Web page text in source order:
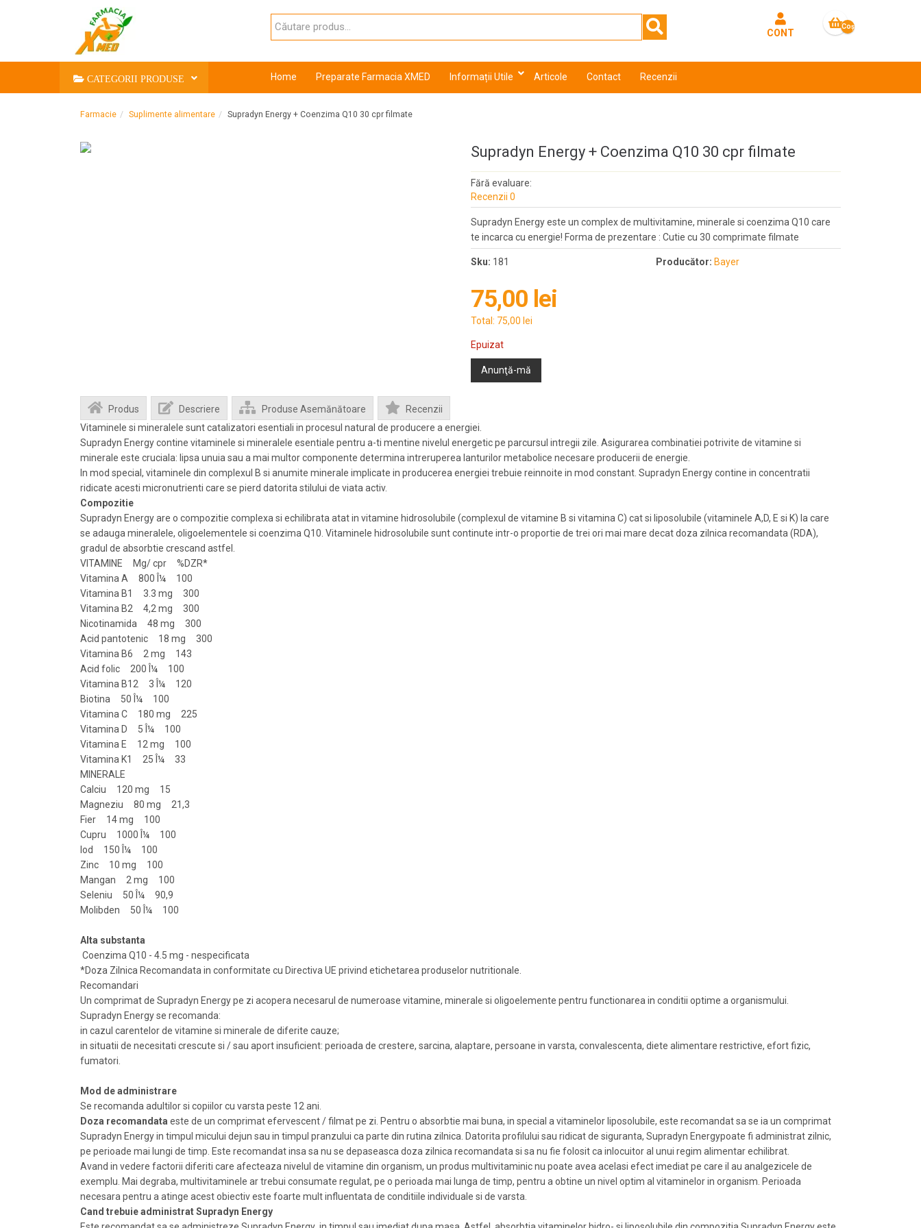
CONT
Coş
CATEGORII PRODUSE Home Preparate Farmacia XMED Informații Utile Articole Contact Recenzii
Farmacie Suplimente alimentare Supradyn Energy + Coenzima Q10 30 cpr filmate
Supradyn Energy + Coenzima Q10 30 cpr filmate
Fără evaluare:
Recenzii 0
Supradyn Energy este un complex de multivitamine, minerale si coenzima Q10 care
te incarca cu energie! Forma de prezentare : Cutie cu 30 comprimate filmate
Sku: 181 Producător: Bayer
75,00 lei
Total: 75,00 lei
Epuizat
Anunţă-mă
Produs Descriere Produse Asemănătoare
Recenzii
Vitaminele si mineralele sunt catalizatori esentiali in procesul natural de producere a energiei.
Supradyn Energy contine vitaminele si mineralele esentiale pentru a-ti mentine nivelul energetic pe parcursul intregii zile. Asigurarea combinatiei potrivite de vitamine si
minerale este cruciala: lipsa unuia sau a mai multor componente determina intreruperea lanturilor metabolice necesare producerii de energie.
In mod special, vitaminele din complexul B si anumite minerale implicate in producerea energiei trebuie reinnoite in mod constant. Supradyn Energy contine in concentratii
ridicate acesti micronutrienti care se pierd datorita stilului de viata activ.
Compozitie
Supradyn Energy are o compozitie complexa si echilibrata atat in vitamine hidrosolubile (complexul de vitamine B si vitamina C) cat si liposolubile (vitaminele A,D, E si K) la care
se adauga mineralele, oligoelementele si coenzima Q10. Vitaminele hidrosolubile sunt continute intr-o proportie de trei ori mai mare decat doza zilnica recomandata (RDA),
gradul de absorbtie crescand astfel.
VITAMINE Mg/ cpr %DZR*
Vitamina A 800 Î¼ 100
Vitamina B1 3.3 mg 300
Vitamina B2 4,2 mg 300
Nicotinamida 48 mg 300
Acid pantotenic 18 mg 300
Vitamina B6 2 mg 143
Acid folic 200 Î¼ 100
Vitamina B12 3 Î¼ 120
Biotina 50 Î¼ 100
Vitamina C 180 mg 225
Vitamina D 5 Î¼ 100
Vitamina E 12 mg 100
Vitamina K1 25 Î¼ 33
MINERALE
Calciu 120 mg 15
Magneziu 80 mg 21,3
Fier 14 mg 100
Cupru 1000 Î¼ 100
Iod 150 Î¼ 100
Zinc 10 mg 100
Mangan 2 mg 100
Seleniu 50 Î¼ 90,9
Molibden 50 Î¼ 100
Alta substanta
Coenzima Q10 - 4.5 mg - nespecificata
*Doza Zilnica Recomandata in conformitate cu Directiva UE privind etichetarea produselor nutritionale.
Recomandari
Un comprimat de Supradyn Energy pe zi acopera necesarul de numeroase vitamine, minerale si oligoelemente pentru functionarea in conditii optime a organismului.
Supradyn Energy se recomanda:
in cazul carentelor de vitamine si minerale de diferite cauze;
in situatii de necesitati crescute si / sau aport insuficient: perioada de crestere, sarcina, alaptare, persoane in varsta, convalescenta, diete alimentare restrictive, efort fizic,
fumatori.
Mod de administrare
Se recomanda adultilor si copiilor cu varsta peste 12 ani.
Doza recomandata este de un comprimat efervescent / filmat pe zi. Pentru o absorbtie mai buna, in special a vitaminelor liposolubile, este recomandat sa se ia un comprimat
Supradyn Energy in timpul micului dejun sau in timpul pranzului ca parte din rutina zilnica. Datorita profilului sau ridicat de siguranta, Supradyn Energypoate fi administrat zilnic,
pe perioade mai lungi de timp. Este recomandat insa sa nu se depaseasca doza zilnica recomandata si sa nu fie folosit ca inlocuitor al unui regim alimentar echilibrat.
Avand in vedere factorii diferiti care afecteaza nivelul de vitamine din organism, un produs multivitaminic nu poate avea acelasi efect imediat pe care il au analgezicele de
exemplu. Mai degraba, multivitaminele ar trebui consumate regulat, pe o perioada mai lunga de timp, pentru a obtine un nivel optim al vitaminelor in organism. Perioada
necesara pentru a atinge acest obiectiv este foarte mult influentata de conditiile individuale si de varsta.
Cand trebuie administrat Supradyn Energy